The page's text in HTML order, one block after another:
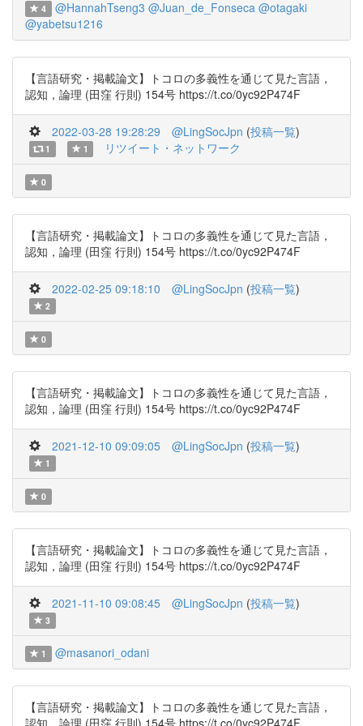
4 @HannahTseng3 @Juan_de_Fonseca @otagaki
@yabetsu1216
【言語研究・掲載論文】トコロの多義性を通じて見た言語，
認知，論理 (田窪 行則) 154号 https://t.co/0yc92P474F
2022-03-28 19:28:29 @LingSocJpn (投稿一覧)
1 1 リツイート・ネットワーク
0
【言語研究・掲載論文】トコロの多義性を通じて見た言語，
認知，論理 (田窪 行則) 154号 https://t.co/0yc92P474F
2022-02-25 09:18:10 @LingSocJpn (投稿一覧)
2
0
【言語研究・掲載論文】トコロの多義性を通じて見た言語，
認知，論理 (田窪 行則) 154号 https://t.co/0yc92P474F
2021-12-10 09:09:05 @LingSocJpn (投稿一覧)
1
0
【言語研究・掲載論文】トコロの多義性を通じて見た言語，
認知，論理 (田窪 行則) 154号 https://t.co/0yc92P474F
2021-11-10 09:08:45 @LingSocJpn (投稿一覧)
3
1 @masanori_odani
【言語研究・掲載論文】トコロの多義性を通じて見た言語，
認知，論理 (田窪 行則) 154号 https://t.co/0yc92P474F